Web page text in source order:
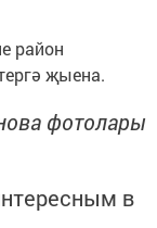
район
җыена.
фотолары
в